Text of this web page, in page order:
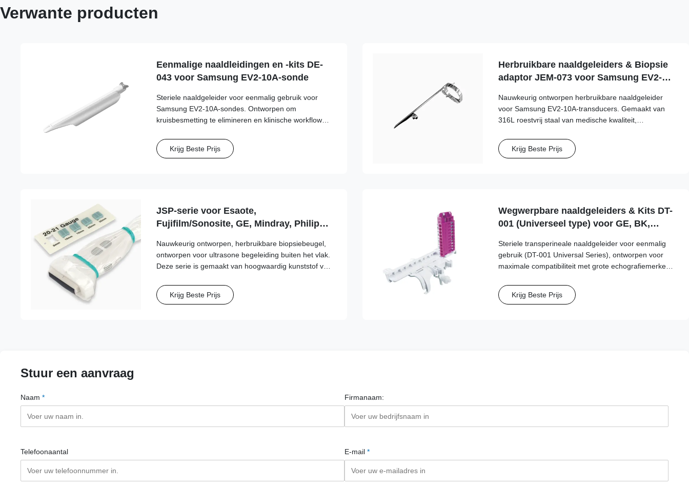
Verwante producten
Eenmalige naaldleidingen en -kits DE-
043 voor Samsung EV2-10A-sonde
Steriele naaldgeleider voor eenmalig gebruik voor
Samsung EV2-10A-sondes. Ontworpen om
kruisbesmetting te elimineren en klinische workflows
gauge.
Krijg Beste Prijs
Herbruikbare naaldgeleiders & Biopsie
adaptor JEM-073 voor Samsung EV2-
Nauwkeurig ontworpen herbruikbare naaldgeleider
voor Samsung EV2-10A-transducers. Gemaakt van
316L roestvrij staal van medische kwaliteit,
klinische veiligheid en nauwkeurigheid op de lange
termijn.
Krijg Beste Prijs
JSP-serie voor Esaote,
Fujifilm/Sonosite, GE, Mindray, Philips,
Nauwkeurig ontworpen, herbruikbare biopsiebeugel,
ontworpen voor ultrasone begeleiding buiten het vlak.
Deze serie is gemaakt van hoogwaardig kunststof van
transducerbevestiging en betrouwbare uitlijning van
het naaldpad.
Krijg Beste Prijs
Wegwerpbare naaldgeleiders & Kits DT-
001 (Universeel type) voor GE, BK,
Steriele transperineale naaldgeleider voor eenmalig
gebruik (DT-001 Universal Series), ontworpen voor
maximale compatibiliteit met grote echografiemerken,
universele geleider ondersteunt een breed scala aan
naaldgroottes (15G-20G)
Krijg Beste Prijs
Stuur een aanvraag
Naam * Firmanaam:
Telefoonaantal E-mail *